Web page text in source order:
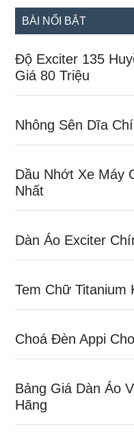
...
BÀI NỔI BẬT
Độ Exciter 135
Giá 80 Triệu
Nhông Sên Dĩa
Dầu Nhớt Xe Máy
Nhất
Dàn Áo Exciter
Tem Chữ Titanium
Choá Đèn Appi
Bảng Giá Dàn Áo
Hãng